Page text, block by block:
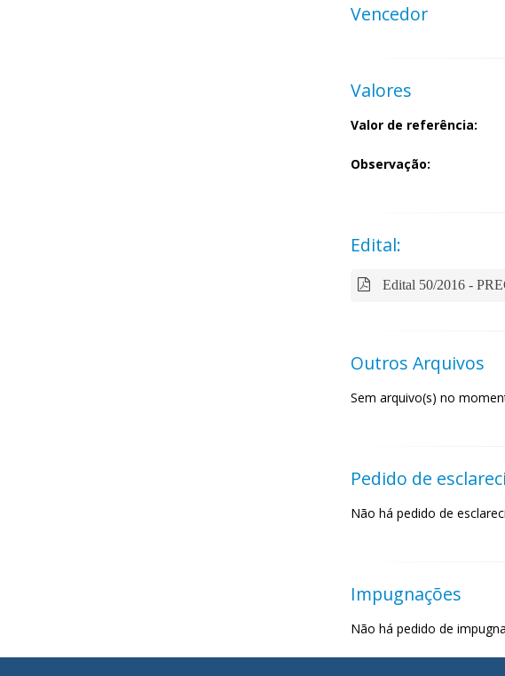
Vencedor
Valores
Valor de referência:
Observação:
Edital:
Edital 50/2016 -
Outros Arquivos
Sem arquivo(s) no
Pedido de
Não há pedido de
Impugnações
Não há pedido de